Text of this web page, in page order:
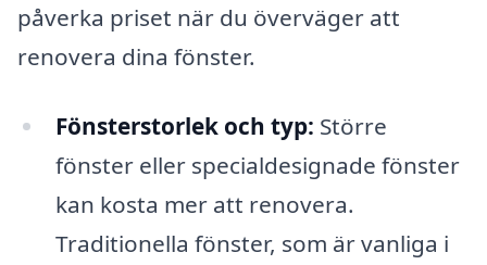
påverka priset när du överväger att
renovera dina fönster.
Fönsterstorlek och typ: Större
fönster eller specialdesignade fönster
kan kosta mer att renovera.
Traditionella fönster, som är vanliga i